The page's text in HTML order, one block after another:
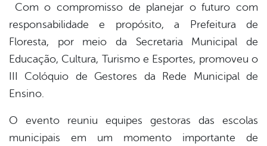
Com o compromisso de planejar o futuro com
responsabilidade e propósito, a Prefeitura de
Floresta, por meio da Secretaria Municipal de
Educação, Cultura, Turismo e Esportes, promoveu o
III Colóquio de Gestores da Rede Municipal de
Ensino.
O evento reuniu equipes gestoras das escolas
municipais em um momento importante de